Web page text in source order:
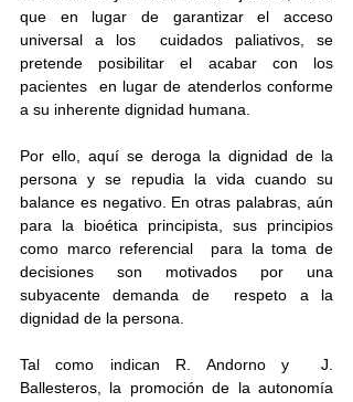
que en lugar de garantizar el acceso
universal a los  cuidados paliativos, se
pretende posibilitar el acabar con los
pacientes  en lugar de atenderlos conforme
a su inherente dignidad humana.
Por ello, aquí se deroga la dignidad de la
persona y se repudia la vida cuando su
balance es negativo. En otras palabras, aún
para la bioética principista, sus principios
como marco referencial  para la toma de
decisiones son motivados por una
subyacente demanda de  respeto a la
dignidad de la persona.
Tal como indican R. Andorno y  J.
Ballesteros, la promoción de la autonomía